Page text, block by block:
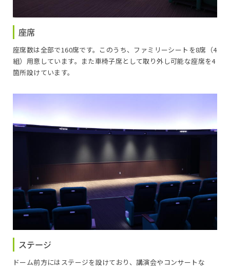
座席
座席数は全部で160席です。このうち、ファミリーシートを8席（4
組）用意しています。また車椅子席として取り外し可能な座席を4
箇所設けています。
ステージ
ドーム前方にはステージを設けており、講演会やコンサートな